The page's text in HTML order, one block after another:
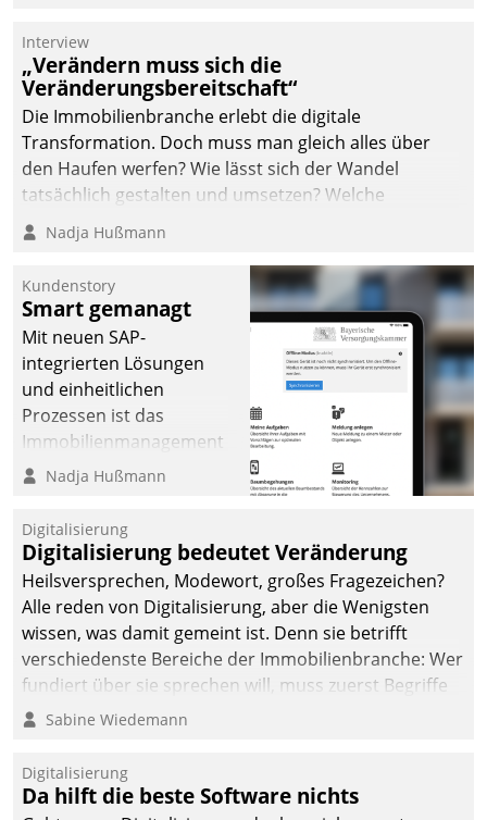
Interview
„Verändern muss sich die
Veränderungsbereitschaft“
Die Immobilienbranche erlebt die digitale
Transformation. Doch muss man gleich alles über
den Haufen werfen? Wie lässt sich der Wandel
tatsächlich gestalten und umsetzen? Welche
Argumente zählen wirklich?
Nadja Hußmann
Kundenstory
Smart gemanagt
Mit neuen SAP-
integrierten Lösungen
und einheitlichen
Prozessen ist das
Immobilienmanagement
der Bayerischen
Ressort Kapitalanlage für
künftige Aufgaben und
Herausforderungen
gerüstet.
Nadja Hußmann
Digitalisierung
Digitalisierung bedeutet Veränderung
Heilsversprechen, Modewort, großes Fragezeichen?
Alle reden von Digitalisierung, aber die Wenigsten
wissen, was damit gemeint ist. Denn sie betrifft
verschiedenste Bereiche der Immobilienbranche: Wer
fundiert über sie sprechen will, muss zuerst Begriffe
klären. Ein Aspekt ist die betriebliche Optimierung:
Einsparungen durch optimierte und automatisierte
Prozesse. Doch man darf nicht zu viel erwarten: Allein
Sabine Wiedemann
Digitalisierung
Da hilft die beste Software nichts